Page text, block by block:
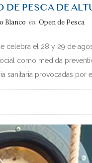
DE PESCA DE
Blanco en Open de Pesca
celebra el 28 y 29 de
como medida
sanitaria provocadas por